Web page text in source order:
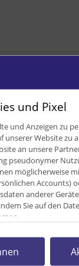
und Pixel
und Anzeigen zu
Website zu
an unsere
pseudonymer
möglicherweise
Accounts)
anderer
Sie auf den